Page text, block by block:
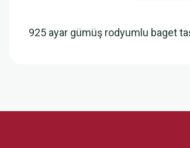
925 ayar gümüş rodyumlu baget